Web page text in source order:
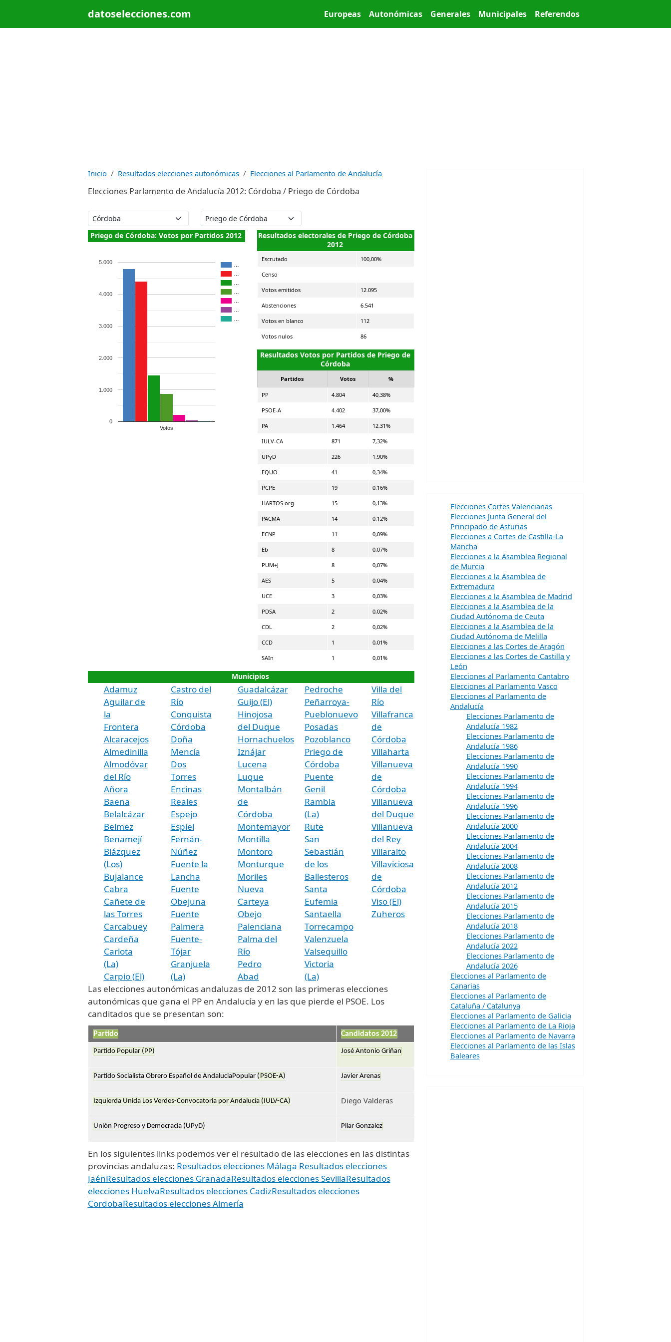
datoselecciones.com Main menu
Europeas Autonómicas Generales Municipales Referendos
Inicio Resultados elecciones autonómicas Elecciones al Parlamento de Andalucía
Elecciones Parlamento de Andalucía 2012: Córdoba / Priego de Córdoba
Priego de Córdoba: Votos por Partidos 2012
Votos
0
1.000
2.000
3.000
4.000
5.000
Resultados electorales de Priego de Córdoba
2012
Escrutado 100,00%
Censo
Votos emitidos 12.095
Abstenciones 6.541
Votos en blanco 112
Votos nulos 86
Resultados Votos por Partidos de Priego de
Córdoba
Partidos Votos %
PP 4.804 40,38%
PSOE-A 4.402 37,00%
PA 1.464 12,31%
IULV-CA 871 7,32%
UPyD 226 1,90%
EQUO 41 0,34%
PCPE 19 0,16%
HARTOS.org 15 0,13%
PACMA 14 0,12%
ECNP 11 0,09%
Eb 8 0,07%
PUM+J 8 0,07%
AES 5 0,04%
UCE 3 0,03%
PDSA 2 0,02%
CDL 2 0,02%
CCD 1 0,01%
SAIn 1 0,01%
Municipios
Adamuz
Aguilar de
la
Frontera
Alcaracejos
Almedinilla
Almodóvar
del Río
Añora
Baena
Belalcázar
Belmez
Benamejí
Blázquez
(Los)
Bujalance
Cabra
Cañete de
las Torres
Carcabuey
Cardeña
Carlota
(La)
Carpio (El)
Castro del
Río
Conquista
Córdoba
Doña
Mencía
Dos
Torres
Encinas
Reales
Espejo
Espiel
Fernán-
Núñez
Fuente la
Lancha
Fuente
Obejuna
Fuente
Palmera
Fuente-
Tójar
Granjuela
(La)
Guadalcázar
Guijo (El)
Hinojosa
del Duque
Hornachuelos
Iznájar
Lucena
Luque
Montalbán
de
Córdoba
Montemayor
Montilla
Montoro
Monturque
Moriles
Nueva
Carteya
Obejo
Palenciana
Palma del
Río
Pedro
Abad
Pedroche
Peñarroya-
Pueblonuevo
Posadas
Pozoblanco
Priego de
Córdoba
Puente
Genil
Rambla
(La)
Rute
San
Sebastián
de los
Ballesteros
Santa
Eufemia
Santaella
Torrecampo
Valenzuela
Valsequillo
Victoria
(La)
Villa del
Río
Villafranca
de
Córdoba
Villaharta
Villanueva
de
Córdoba
Villanueva
del Duque
Villanueva
del Rey
Villaralto
Villaviciosa
de
Córdoba
Viso (El)
Zuheros
Las elecciones autonómicas andaluzas de 2012 son las primeras elecciones
autonómicas que gana el PP en Andalucía y en las que pierde el PSOE. Los
canditados que se presentan son:
Partido Candidatos 2012
Partido Popular (PP) José Antonio Griñan
Partido Socialista Obrero Español de AndaluciaPopular ( PSOE-A) Javier Arenas
Izquierda Unida Los Verdes-Convocatoria por Andalucía (IULV-CA) Diego Valderas
Unión Progreso y Democracia (UPyD) Pilar Gonzalez
En los siguientes links podemos ver el resultado de las elecciones en las distintas
provincias andaluzas: Resultados elecciones Málaga Resultados elecciones
JaénResultados elecciones GranadaResultados elecciones SevillaResultados
elecciones HuelvaResultados elecciones CadizResultados elecciones
CordobaResultados elecciones Almería
Elecciones Cortes Valencianas
Elecciones Junta General del
Principado de Asturias
Elecciones a Cortes de Castilla-La
Mancha
Elecciones a la Asamblea Regional
de Murcia
Elecciones a la Asamblea de
Extremadura
Elecciones a la Asamblea de Madrid
Elecciones a la Asamblea de la
Ciudad Autónoma de Ceuta
Elecciones a la Asamblea de la
Ciudad Autónoma de Melilla
Elecciones a las Cortes de Aragón
Elecciones a las Cortes de Castilla y
León
Elecciones al Parlamento Cantabro
Elecciones al Parlamento Vasco
Elecciones al Parlamento de
Andalucía
Elecciones Parlamento de
Andalucía 1982
Elecciones Parlamento de
Andalucía 1986
Elecciones Parlamento de
Andalucía 1990
Elecciones Parlamento de
Andalucía 1994
Elecciones Parlamento de
Andalucía 1996
Elecciones Parlamento de
Andalucía 2000
Elecciones Parlamento de
Andalucía 2004
Elecciones Parlamento de
Andalucía 2008
Elecciones Parlamento de
Andalucía 2012
Elecciones Parlamento de
Andalucía 2015
Elecciones Parlamento de
Andalucía 2018
Elecciones Parlamento de
Andalucía 2022
Elecciones Parlamento de
Andalucía 2026
Elecciones al Parlamento de
Canarias
Elecciones al Parlamento de
Cataluña / Catalunya
Elecciones al Parlamento de Galicia
Elecciones al Parlamento de La Rioja
Elecciones al Parlamento de Navarra
Elecciones al Parlamento de las Islas
Baleares